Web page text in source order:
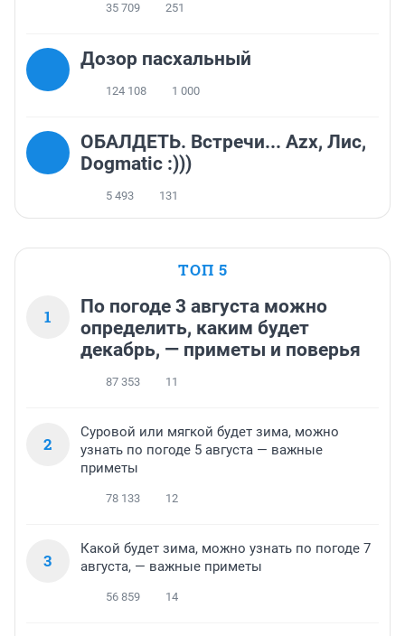
35 709 251
Дозор пасхальный
124 108 1 000
ОБАЛДЕТЬ. Встречи... Azx, Лис,
Dogmatic :)))
5 493 131
ТОП 5
1
По погоде 3 августа можно
определить, каким будет
декабрь, — приметы и поверья
87 353 11
2
Суровой или мягкой будет зима, можно
узнать по погоде 5 августа — важные
приметы
78 133 12
3
Какой будет зима, можно узнать по погоде 7
августа, — важные приметы
56 859 14